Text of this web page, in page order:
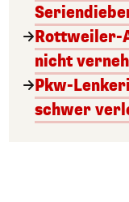
Rottweiler-
nicht
Pkw-
schwer